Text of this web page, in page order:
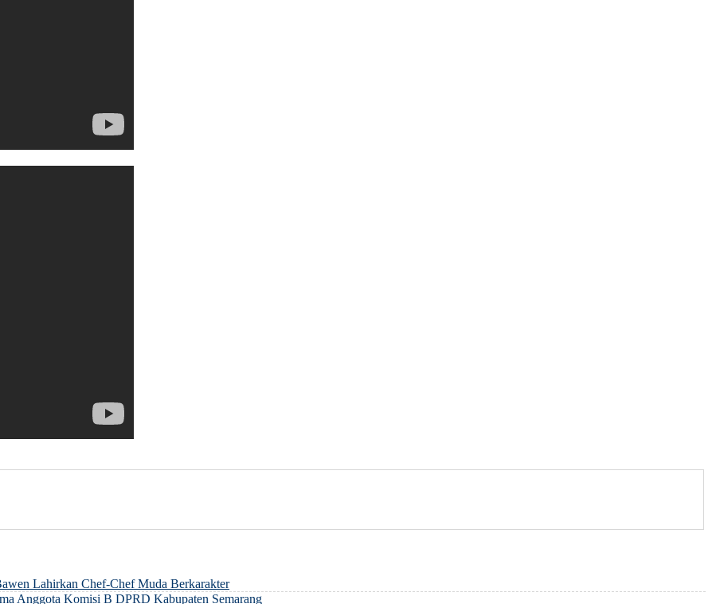
Lahirkan Chef-Chef Muda Berkarakter
Anggota Komisi B DPRD Kabupaten Semarang